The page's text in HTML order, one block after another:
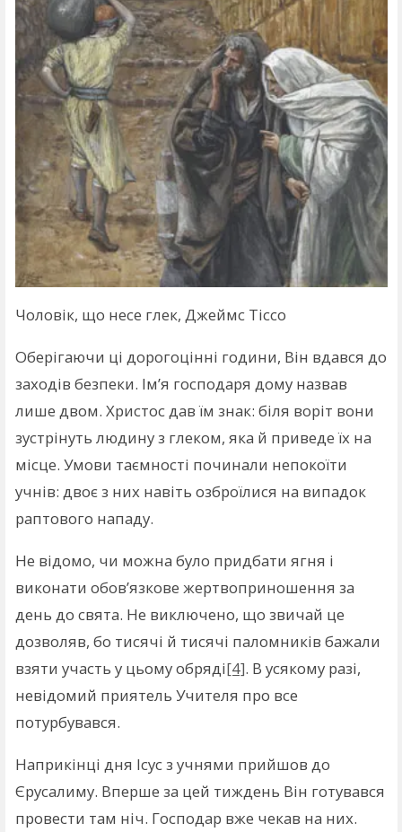
Чоловік, що несе глек, Джеймс Тіссо
Оберігаючи ці дорогоцінні години, Він вдався до
заходів безпеки. Ім’я господаря дому назвав
лише двом. Христос дав їм знак: біля воріт вони
зустрінуть людину з глеком, яка й приведе їх на
місце. Умови таємності починали непокоїти
учнів: двоє з них навіть озброїлися на випадок
раптового нападу.
Не відомо, чи можна було придбати ягня і
виконати обов’язкове жертвоприношення за
день до свята. Не виключено, що звичай це
дозволяв, бо тисячі й тисячі паломників бажали
взяти участь у цьому обряді[4]. В усякому разі,
невідомий приятель Учителя про все
потурбувався.
Наприкінці дня Ісус з учнями прийшов до
Єрусалиму. Вперше за цей тиждень Він готувався
провести там ніч. Господар вже чекав на них.